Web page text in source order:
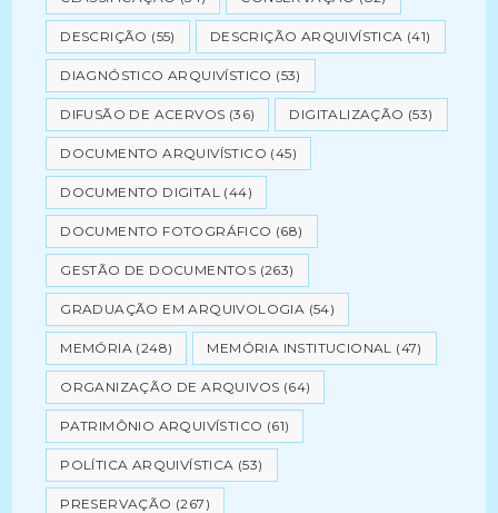
DESCRIÇÃO (55) DESCRIÇÃO ARQUIVÍSTICA (41)
DIAGNÓSTICO ARQUIVÍSTICO (53)
DIFUSÃO DE ACERVOS (36) DIGITALIZAÇÃO (53)
DOCUMENTO ARQUIVÍSTICO (45)
DOCUMENTO DIGITAL (44)
DOCUMENTO FOTOGRÁFICO (68)
GESTÃO DE DOCUMENTOS (263)
GRADUAÇÃO EM ARQUIVOLOGIA (54)
MEMÓRIA (248) MEMÓRIA INSTITUCIONAL (47)
ORGANIZAÇÃO DE ARQUIVOS (64)
PATRIMÔNIO ARQUIVÍSTICO (61)
POLÍTICA ARQUIVÍSTICA (53)
PRESERVAÇÃO (267)